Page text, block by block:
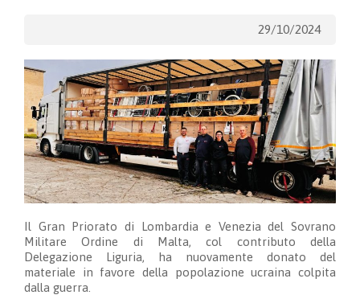
29/10/2024
Il Gran Priorato di Lombardia e Venezia del Sovrano
Militare Ordine di Malta, col contributo della
Delegazione Liguria, ha nuovamente donato del
materiale in favore della popolazione ucraina colpita
dalla guerra.